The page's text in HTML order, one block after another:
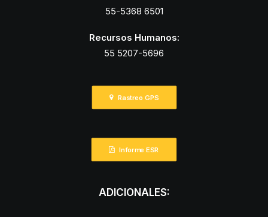
55-5368 6501
Recursos Humanos:
55 5207-5696
Rastreo GPS
Informe ESR
ADICIONALES: